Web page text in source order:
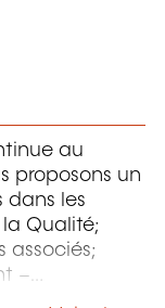
au
proposons un
dans les
Qualité;
associés;
–